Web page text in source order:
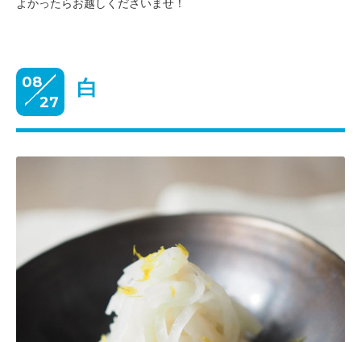
よかったらお越しくださいませ！
08
27
白